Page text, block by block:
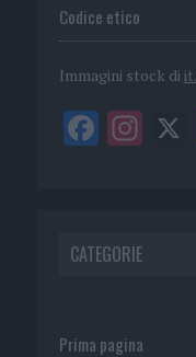
Codice etico
Immagini stock di
CATEGORIE
Prima pagina